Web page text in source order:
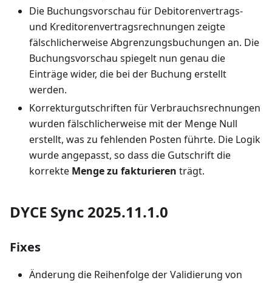
Die Buchungsvorschau für Debitorenvertrags-
und Kreditorenvertragsrechnungen zeigte
fälschlicherweise Abgrenzungsbuchungen an. Die
Buchungsvorschau spiegelt nun genau die
Einträge wider, die bei der Buchung erstellt
werden.
Korrekturgutschriften für Verbrauchsrechnungen
wurden fälschlicherweise mit der Menge Null
erstellt, was zu fehlenden Posten führte. Die Logik
wurde angepasst, so dass die Gutschrift die
korrekte Menge zu fakturieren trägt.
DYCE Sync 2025.11.1.0
Fixes
Änderung die Reihenfolge der Validierung von